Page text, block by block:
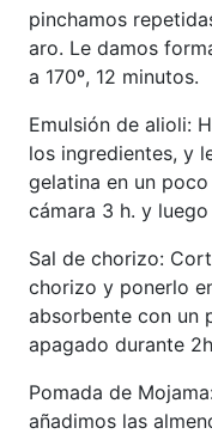
pinchamos
aro. Le damos
a 170º, 12 minutos.
Emulsión de alioli:
los ingredientes, y
gelatina en un
cámara 3 h. y
Sal de chorizo:
chorizo y ponerlo
absorbente con un
apagado durante
Pomada de
añadimos las